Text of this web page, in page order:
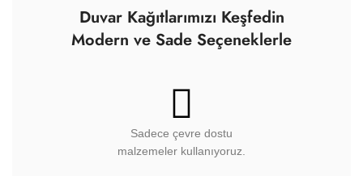
Duvar Kağıtlarımızı Keşfedin
Modern ve Sade Seçeneklerle
Sadece çevre dostu
malzemeler kullanıyoruz.